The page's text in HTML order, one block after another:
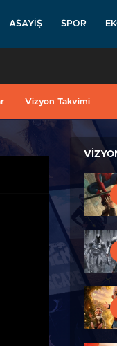
ASAYIŞ SPOR
Vizyon Takvimi